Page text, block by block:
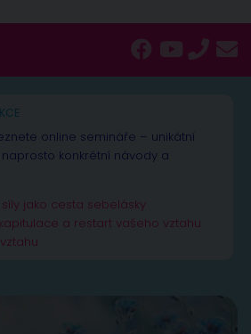
online semináře – unikátní
konkrétní návody a
jako cesta sebelásky
a restart vašeho vztahu